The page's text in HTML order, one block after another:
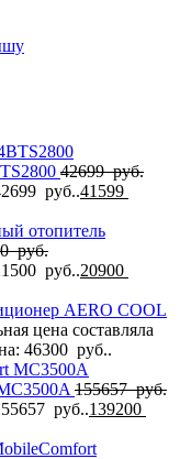
42699руб.
руб..41599
отопитель
руб.
руб..20900
AERO COOL
цена составляла
46300 руб..
155657руб.
руб..139200